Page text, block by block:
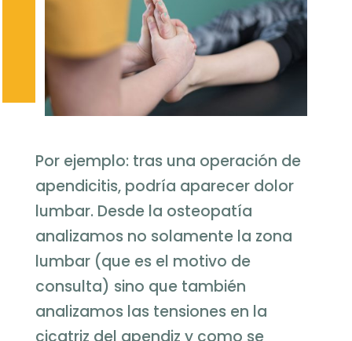
Por ejemplo: tras una operación de
apendicitis, podría aparecer dolor
lumbar. Desde la osteopatía
analizamos no solamente la zona
lumbar (que es el motivo de
consulta) sino que también
analizamos las tensiones en la
cicatriz del apendiz y como se